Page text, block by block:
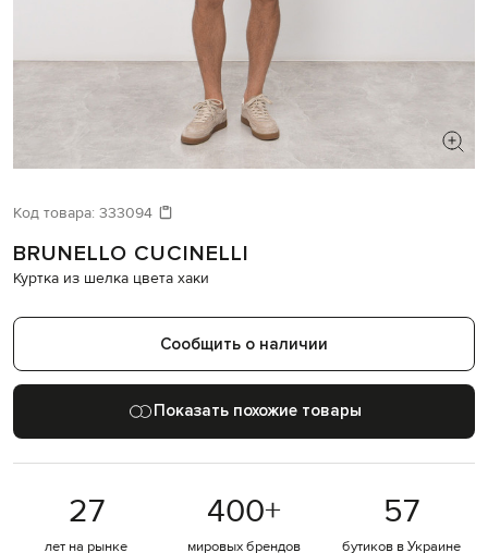
Давайте подберем что-то еще
Код товара: 333094
BRUNELLO CUCINELLI
Куртка из шелка цвета хаки
Сообщить о наличии
Показать похожие товары
27
лет на рынке
400+
мировых брендов
57
бутиков в Украине